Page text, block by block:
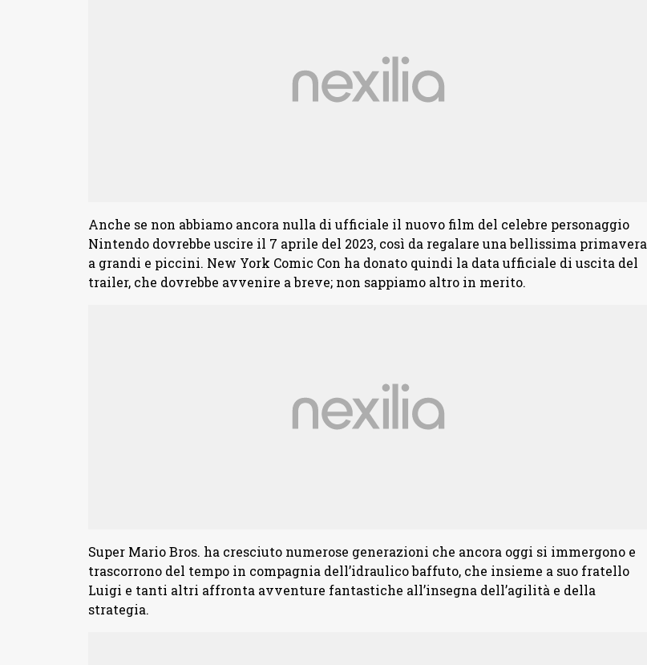
Anche se non abbiamo ancora nulla di ufficiale il nuovo film del celebre personaggio
Nintendo dovrebbe uscire il 7 aprile del 2023, così da regalare una bellissima primavera
a grandi e piccini. New York Comic Con ha donato quindi la data ufficiale di uscita del
trailer, che dovrebbe avvenire a breve; non sappiamo altro in merito.
Super Mario Bros. ha cresciuto numerose generazioni che ancora oggi si immergono e
trascorrono del tempo in compagnia dell’idraulico baffuto, che insieme a suo fratello
Luigi e tanti altri affronta avventure fantastiche all’insegna dell’agilità e della
strategia.